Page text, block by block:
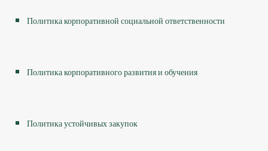
Политика корпоративной социальной ответственности
Политика корпоративного развития и обучения
Политика устойчивых закупок